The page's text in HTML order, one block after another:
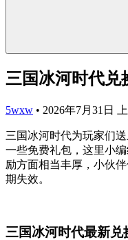
三国冰河时代兑
5wxw • 2026年7月31日
三国冰河时代为玩家们
一些免费礼包，这里小
励方面相当丰厚，小伙
期失效。
三国冰河时代最新兑